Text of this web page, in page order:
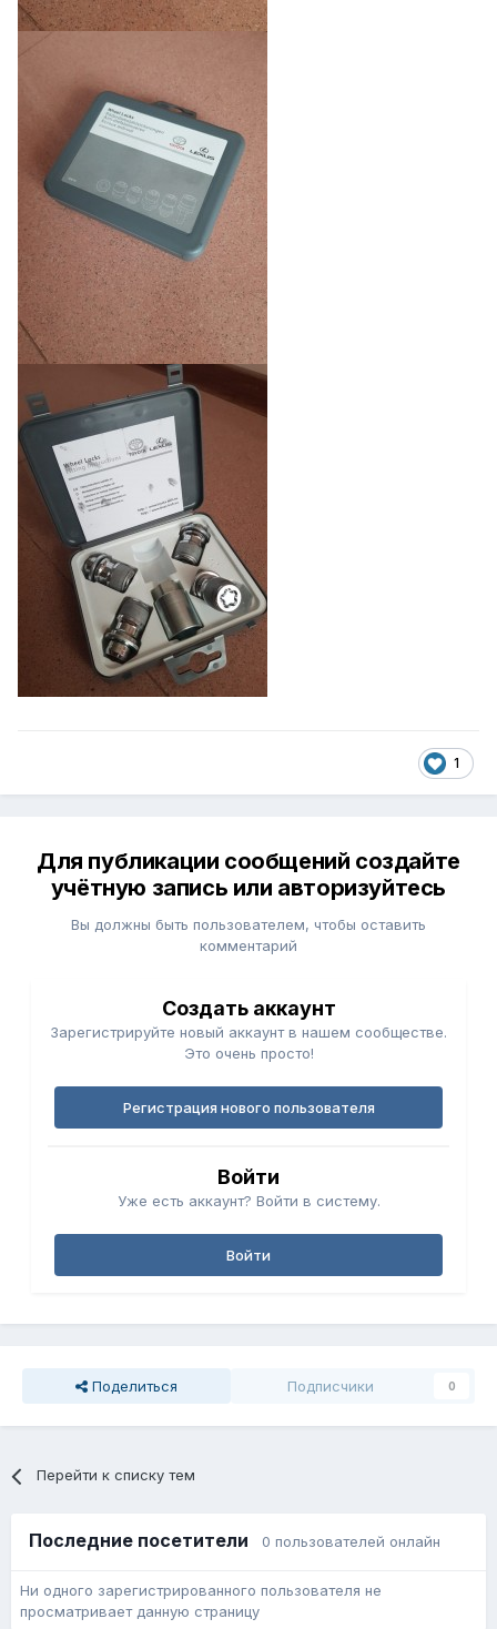
1
Для публикации сообщений создайте
учётную запись или авторизуйтесь
Вы должны быть пользователем, чтобы оставить
комментарий
Создать аккаунт
Зарегистрируйте новый аккаунт в нашем сообществе.
Это очень просто!
Регистрация нового пользователя
Войти
Уже есть аккаунт? Войти в систему.
Войти
Поделиться Подписчики 0
Перейти к списку тем
Последние посетители 0 пользователей онлайн
Ни одного зарегистрированного пользователя не
просматривает данную страницу